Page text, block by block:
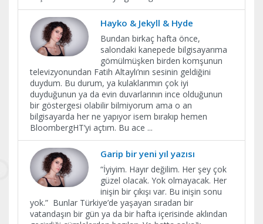
Hayko & Jekyll & Hyde
Bundan birkaç hafta önce,
salondaki kanepede bilgisayarıma
gömülmüşken birden komşunun
televizyonundan Fatih Altaylı’nın sesinin geldiğini
duydum. Bu durum, ya kulaklarımın çok iyi
duyduğunun ya da evin duvarlarının ince olduğunun
bir göstergesi olabilir bilmiyorum ama o an
bilgisayarda her ne yapıyor isem bırakıp hemen
BloombergHT’yi açtım. Bu ace ...
Garip bir yeni yıl yazısı
“İyiyim. Hayır değilim. Her şey çok
güzel olacak. Yok olmayacak. Her
inişin bir çıkışı var. Bu inişin sonu
yok.” Bunlar Türkiye’de yaşayan sıradan bir
vatandaşın bir gün ya da bir hafta içerisinde aklından